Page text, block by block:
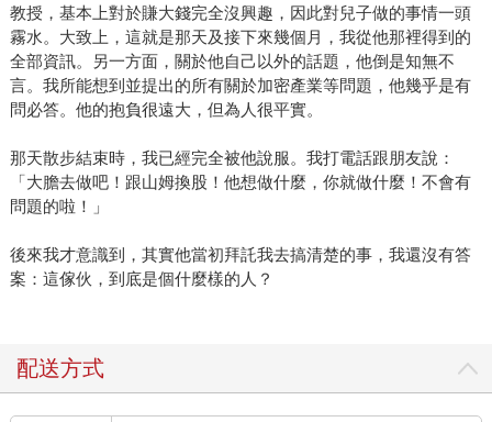
教授，基本上對於賺大錢完全沒興趣，因此對兒子做的事情一頭
霧水。大致上，這就是那天及接下來幾個月，我從他那裡得到的
全部資訊。另一方面，關於他自己以外的話題，他倒是知無不
言。我所能想到並提出的所有關於加密產業等問題，他幾乎是有
問必答。他的抱負很遠大，但為人很平實。
那天散步結束時，我已經完全被他說服。我打電話跟朋友說：
「大膽去做吧！跟山姆換股！他想做什麼，你就做什麼！不會有
問題的啦！」
後來我才意識到，其實他當初拜託我去搞清楚的事，我還沒有答
案：這傢伙，到底是個什麼樣的人？
配送方式